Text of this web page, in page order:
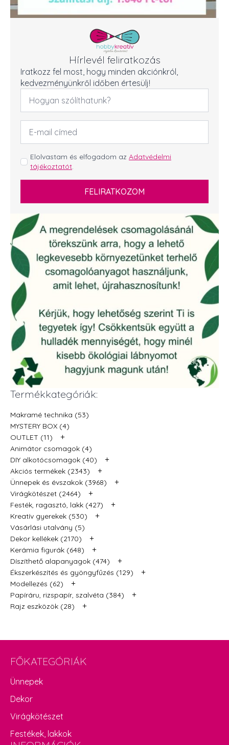
Hírlevél feliratkozás
Iratkozz fel most, hogy minden akciónkról,
kedvezményünkről időben értesülj!
Név
Email
cím
GDPR
*
Elolvastam és elfogadom az Adatvédelmi
tájékoztatót.
FELIRATKOZOM
Termékkategóriák:
Makramé technika (53)
MYSTERY BOX (4)
OUTLET (11)
+
Animátor csomagok (4)
DIY alkotócsomagok (40)
+
Akciós termékek (2343) +
Ünnepek és évszakok (3968) +
Virágkötészet (2464) +
Festék, ragasztó, lakk (427) +
Kreatív gyerekek (530) +
Vásárlási utalvány (5)
Dekor kellékek (2170)
+
Kerámia figurák (648) +
Díszíthető alapanyagok (474) +
Ékszerkészítés és gyöngyfűzés (129) +
Modellezés (62) +
Papíráru, rizspapír, szalvéta (384) +
Rajz eszközök (28) +
FŐKATEGÓRIÁK
Ünnepek
Dekor
Virágkötészet
Festékek, lakkok